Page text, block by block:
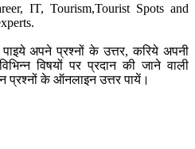
IT, Tourism,Tourist Spots and
अपने प्रश्नों के उत्तर, करिये अपनी
विभिन्न विषयों पर प्रदान की जाने वाली
प्रश्नों के ऑनलाइन उत्तर पायें।